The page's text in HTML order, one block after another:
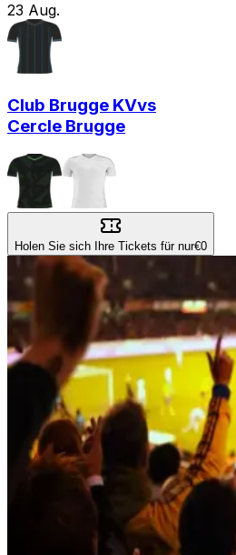
23 Aug.
Club Brugge KVvs
Cercle Brugge
Holen Sie sich Ihre Tickets für nur€0